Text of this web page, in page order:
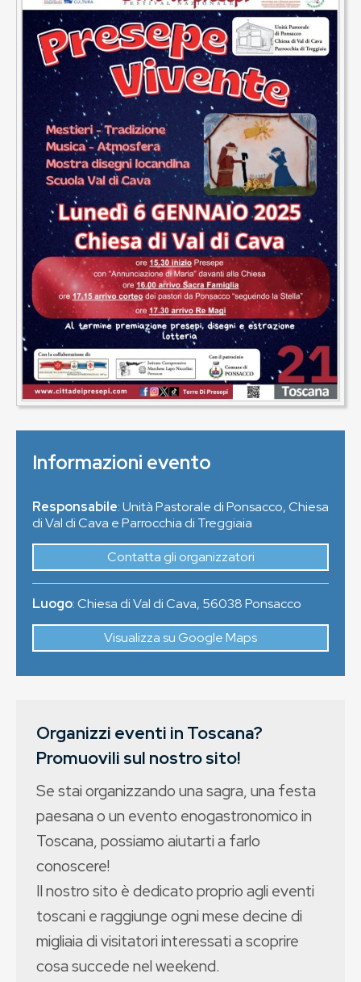
Informazioni evento
Responsabile: Unità Pastorale di Ponsacco, Chiesa
di Val di Cava e Parrocchia di Treggiaia
Contatta gli organizzatori
Luogo:Chiesa di Val di Cava, 56038Ponsacco
Visualizza su Google Maps
Organizzi eventi in Toscana?
Promuovili sul nostro sito!
Se stai organizzando una sagra, una festa
paesana o un evento enogastronomico in
Toscana, possiamo aiutarti a farlo
conoscere!
Il nostro sito è dedicato proprio agli eventi
toscani e raggiunge ogni mese decine di
migliaia di visitatori interessati a scoprire
cosa succede nel weekend.